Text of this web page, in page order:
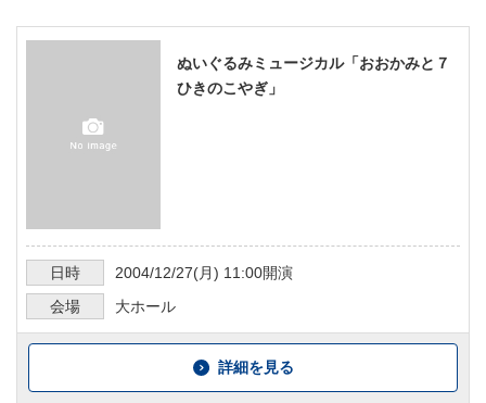
ぬいぐるみミュージカル「おおかみと７
ひきのこやぎ」
日時 2004/12/27(月) 11:00開演
会場
大ホール
詳細を見る